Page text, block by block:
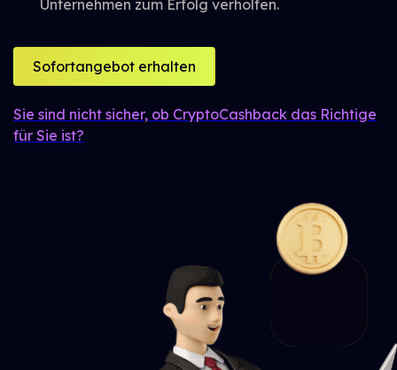
Unternehmen zum Erfolg verholfen.
Sofortangebot erhalten
Sie sind nicht sicher, ob CryptoCashback das Richtige
für Sie ist?